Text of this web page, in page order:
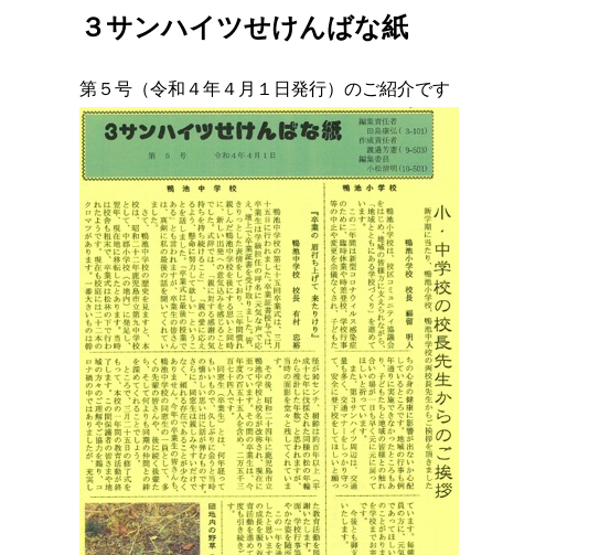
３サンハイツせけんばな紙
第５号（令和４年４月１日発行）のご紹介です